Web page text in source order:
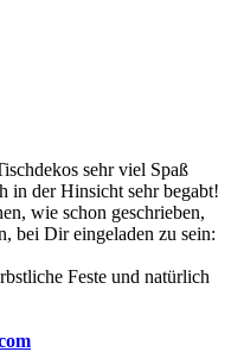
sehr viel Spaß
in der Hinsicht sehr begabt!
wie schon geschrieben,
bei Dir eingeladen zu sein:
Feste und natürlich